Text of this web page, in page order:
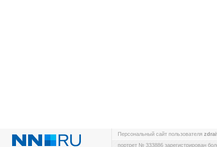
Персональный сайт пользователя
портрет № 333886 зарегистрирован